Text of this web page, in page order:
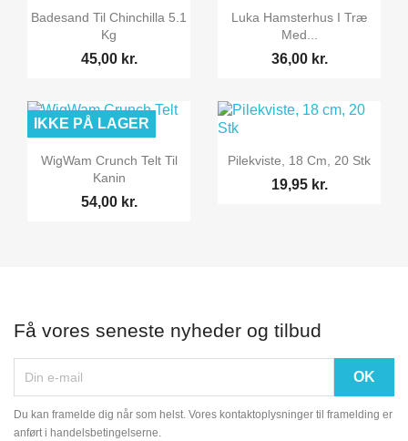
 Vis her
Badesand Til Chinchilla 5.1
Kg
45,00 kr.
 Vis her
Luka Hamsterhus I Træ
Med...
36,00 kr.
 Vis her
WigWam Crunch Telt Til
Kanin
54,00 kr.
IKKE PÅ LAGER
 Vis her
Pilekviste, 18 Cm, 20 Stk
19,95 kr.
Få vores seneste nyheder og tilbud
Du kan framelde dig når som helst. Vores kontaktoplysninger til framelding er
anført i handelsbetingelserne.